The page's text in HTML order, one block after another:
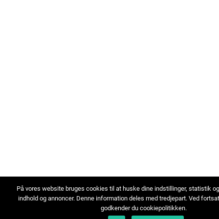
På vores website bruges cookies til at huske dine indstillinger, statistik
indhold og annoncer. Denne information deles med tredjepart. Ved
godkender du cookiepolitikken.